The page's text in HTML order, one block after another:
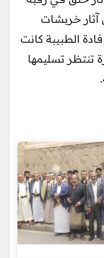
آثار خربشات
الطبيبة كانت
تنتظر تسليمها